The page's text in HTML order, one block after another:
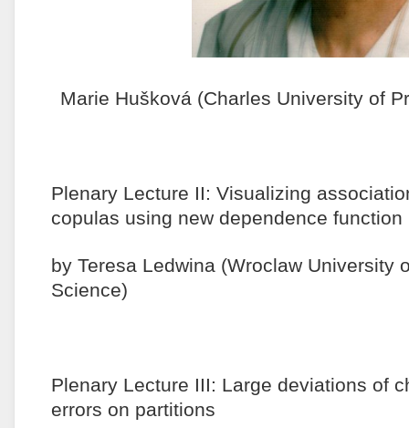
Marie Hušková (Charles University of
Plenary Lecture II: Visualizing
copulas using new dependence function
by Teresa Ledwina (Wroclaw University
Science)
Plenary Lecture III: Large deviations of
errors on partitions